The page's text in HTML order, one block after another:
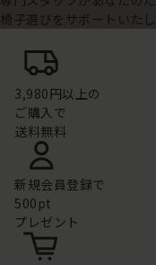
椅子選びをサポートいたし
3,980円以上の
ご購入で
送料無料
新規会員登録で
500pt
プレゼント